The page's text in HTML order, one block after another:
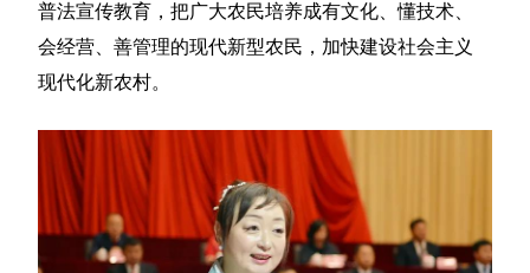
普法宣传教育，把广大农民培养成有文化、懂技术、
会经营、善管理的现代新型农民，加快建设社会主义
现代化新农村。